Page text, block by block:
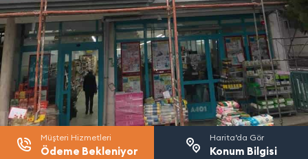
Müşteri Hizmetleri
Ödeme Bekleniyor
Harita’da Gör
Konum Bilgisi